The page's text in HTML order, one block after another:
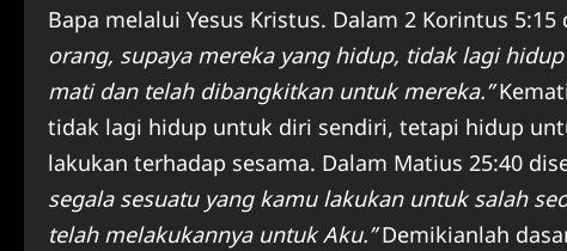
Bapa melalui Yesus Kristus. Dalam 2 Korintus 5:15
orang, supaya mereka yang hidup, tidak lagi
mati dan telah dibangkitkan untuk mereka.”
tidak lagi hidup untuk diri sendiri, tetapi hidup
lakukan terhadap sesama. Dalam Matius 25:40
segala sesuatu yang kamu lakukan untuk salah
telah melakukannya untuk Aku.”Demikianlah